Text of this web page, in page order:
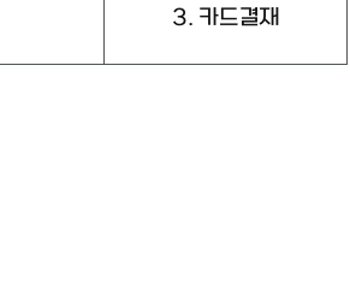
3. 카드결재